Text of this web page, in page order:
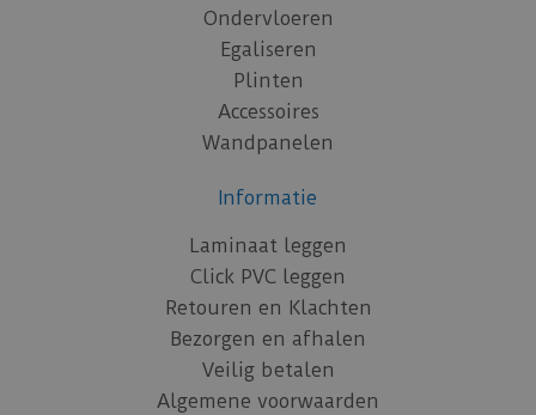
Ondervloeren
Egaliseren
Plinten
Accessoires
Wandpanelen
Informatie
Laminaat leggen
Click PVC leggen
Retouren en Klachten
Bezorgen en afhalen
Veilig betalen
Algemene voorwaarden